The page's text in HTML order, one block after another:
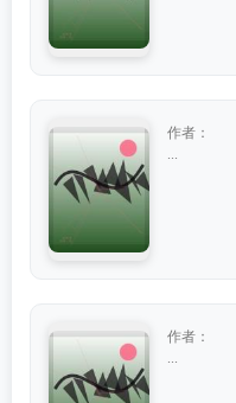
作者：
作者：